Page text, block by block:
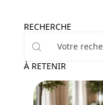
RECHERCHE
À RETENIR